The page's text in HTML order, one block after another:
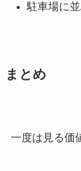
駐車場に
まとめ
一度は見る価